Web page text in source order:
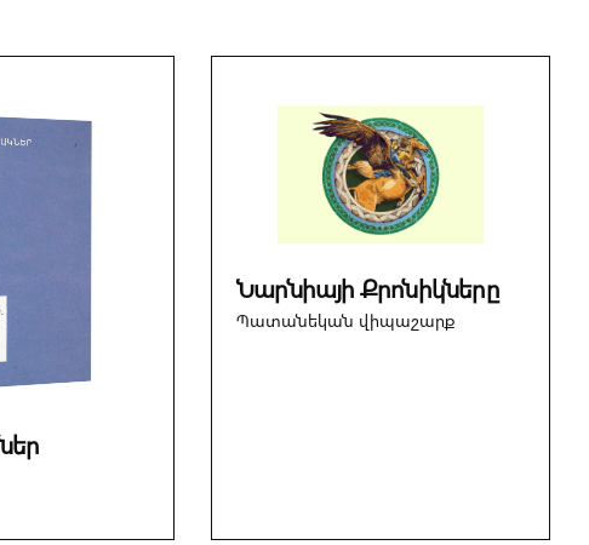
Նարնիայի Քրոնիկները
Պատանեկան վիպաշարք